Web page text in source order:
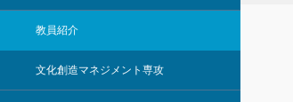
教員紹介
文化創造マネジメント専攻